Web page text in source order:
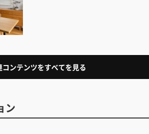
コンテンツをすべてを見る
ン